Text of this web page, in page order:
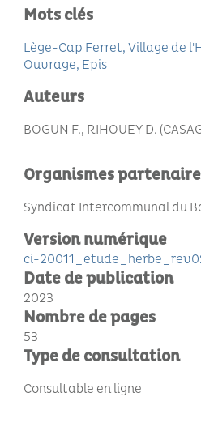
Mots clés
Lège-Cap Ferret Village de
Ouvrage Epis
Auteurs
BOGUN F., RIHOUEY D.
Organismes
Syndicat Intercommunal du
Version numérique
ci-
Date de publication
2023
Nombre de pages
53
Type de consultation
Consultable en ligne